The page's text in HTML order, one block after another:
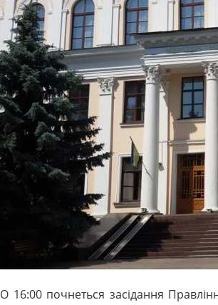
О 16:00 почнеться засідання